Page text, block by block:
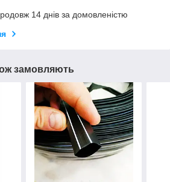
14 днів за домовленістю
замовляють